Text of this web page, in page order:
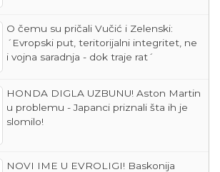
O čemu su pričali Vučić i Zelenski:
´Evropski put, teritorijalni integritet, ne
i vojna saradnja - dok traje rat´
HONDA DIGLA UZBUNU! Aston Martin
u problemu - Japanci priznali šta ih je
slomilo!
NOVI IME U EVROLIGI! Baskonija